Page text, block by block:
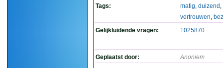
Tags:
matig, duizend ,
vertrouwen,
Gelijkluidende vragen:
1025870
Geplaatst door: Anoniem